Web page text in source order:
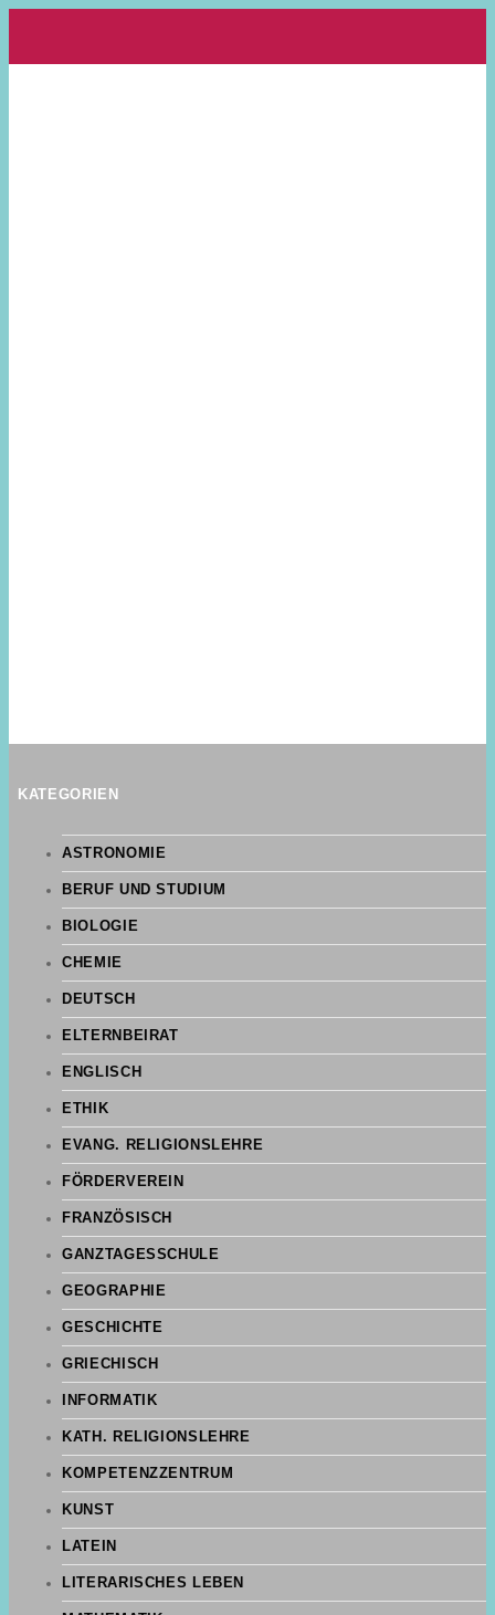
KATEGORIEN
ASTRONOMIE
BERUF UND STUDIUM
BIOLOGIE
CHEMIE
DEUTSCH
ELTERNBEIRAT
ENGLISCH
ETHIK
EVANG. RELIGIONSLEHRE
FÖRDERVEREIN
FRANZÖSISCH
GANZTAGESSCHULE
GEOGRAPHIE
GESCHICHTE
GRIECHISCH
INFORMATIK
KATH. RELIGIONSLEHRE
KOMPETENZZENTRUM
KUNST
LATEIN
LITERARISCHES LEBEN